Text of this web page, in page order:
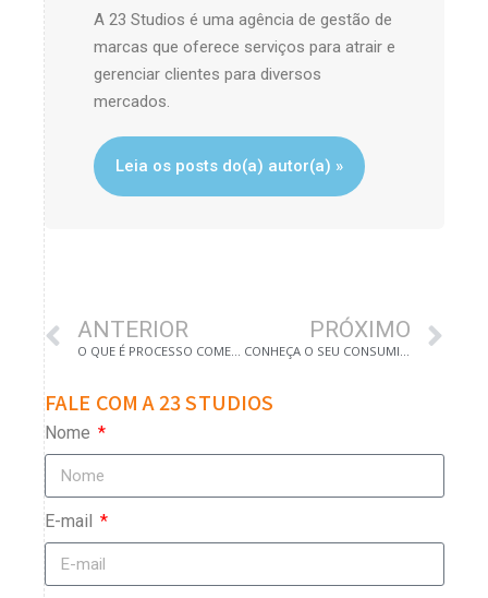
A 23 Studios é uma agência de gestão de
marcas que oferece serviços para atrair e
gerenciar clientes para diversos
mercados.
Leia os posts do(a) autor(a) »
ANTERIOR
O QUE É PROCESSO COMERCIAL
PRÓXIMO
CONHEÇA O SEU CONSUMIDOR ANTES DE FAZER ESTRATÉGIAS DE MARKETING
FALE COM A 23 STUDIOS
Nome
E-mail